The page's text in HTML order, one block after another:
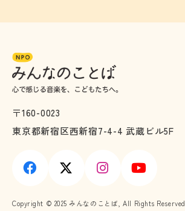
〒160-0023
東京都新宿区西新宿7-4-4 武蔵ビル5F
Copyright © 2025 みんなのことば, All Rights Reserved.